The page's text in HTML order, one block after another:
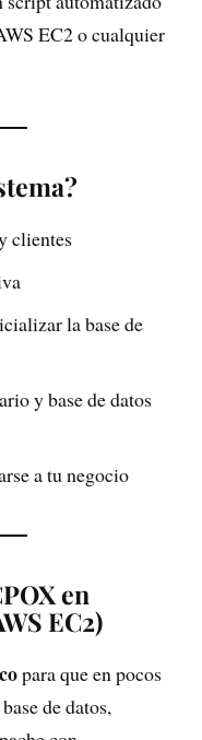
EC2 o cualquier
clientes
la base de
y base de datos
a tu negocio
en
EC2)
para que en pocos
de datos,